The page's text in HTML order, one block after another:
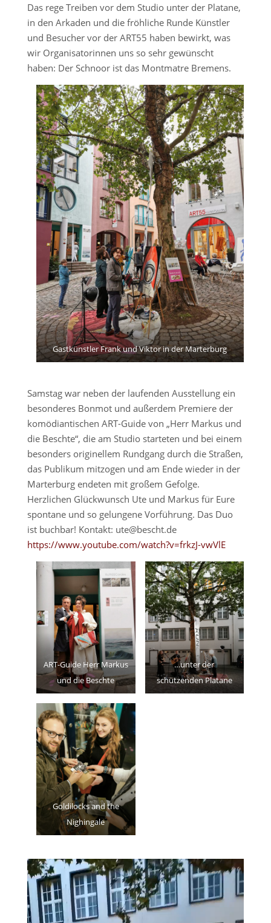
Das rege Treiben vor dem Studio unter der Platane,
in den Arkaden und die fröhliche Runde Künstler
und Besucher vor der ART55 haben bewirkt, was
wir Organisatorinnen uns so sehr gewünscht
haben: Der Schnoor ist das Montmatre Bremens.
Gastkünstler Frank und Viktor in der Marterburg
Samstag war neben der laufenden Ausstellung ein
besonderes Bonmot und außerdem Premiere der
komödiantischen ART-Guide von „Herr Markus und
die Beschte“, die am Studio starteten und bei einem
besonders originellem Rundgang durch die Straßen,
das Publikum mitzogen und am Ende wieder in der
Marterburg endeten mit großem Gefolge.
Herzlichen Glückwunsch Ute und Markus für Eure
spontane und so gelungene Vorführung. Das Duo
ist buchbar! Kontakt: ute@bescht.de
https://www.youtube.com/watch?v=frkzJ-vwVlE
ART-Guide Herr Markus
und die Beschte
…unter der
schützenden Platane
Goldilocks and the
Nighingale